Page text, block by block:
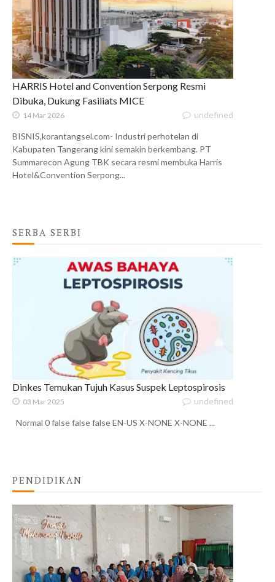
HARRIS Hotel and Convention Serpong Resmi
Dibuka, Dukung Fasiliats MICE
14 Mar 2026 undefined
BISNIS,korantangsel.com- Industri perhotelan di
Kabupaten Tangerang kini semakin berkembang. PT
Summarecon Agung TBK secara resmi membuka Harris
Hotel&Convention Serpong...
SERBA SERBI
Dinkes Temukan Tujuh Kasus Suspek Leptospirosis
03 Mar 2025 undefined
Normal 0 false false false EN-US X-NONE X-NONE ...
PENDIDIKAN